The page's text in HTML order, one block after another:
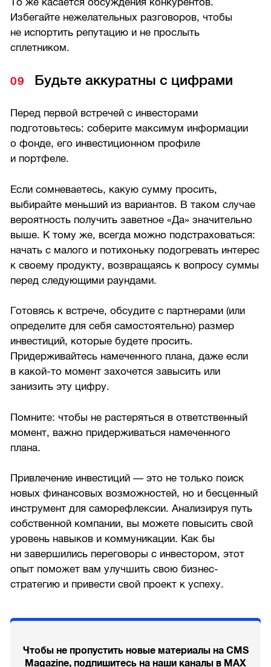
Избегайте нежелательных разговоров, чтобы
не испортить репутацию и не прослыть
сплетником.
Будьте аккуратны с цифрами
Перед первой встречей с инвесторами
подготовьтесь: соберите максимум информации
о фонде, его инвестиционном профиле
и портфеле.
Если сомневаетесь, какую сумму просить,
выбирайте меньший из вариантов. В таком случае
вероятность получить заветное «Да» значительно
выше. К тому же, всегда можно подстраховаться:
начать с малого и потихоньку подогревать интерес
к своему продукту, возвращаясь к вопросу суммы
перед следующими раундами.
Готовясь к встрече, обсудите с партнерами (или
определите для себя самостоятельно) размер
инвестиций, которые будете просить.
Придерживайтесь намеченного плана, даже если
в какой-то момент захочется завысить или
занизить эту цифру.
Помните: чтобы не растеряться в ответственный
момент, важно придерживаться намеченного
плана.
Привлечение инвестиций — это не только поиск
новых финансовых возможностей, но и бесценный
инструмент для саморефлексии. Анализируя путь
собственной компании, вы можете повысить свой
уровень навыков и коммуникации. Как бы
ни завершились переговоры с инвестором, этот
опыт поможет вам улучшить свою бизнес-
стратегию и привести свой проект к успеху.
Чтобы не пропустить новые материалы на CMS
Magazine, подпишитесь на наши каналы в MAX